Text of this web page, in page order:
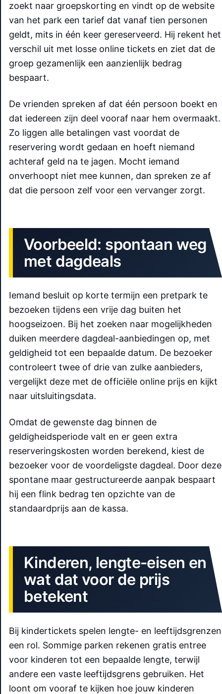
zoekt naar groepskorting en vindt op de website
van het park een tarief dat vanaf tien personen
geldt, mits in één keer gereserveerd. Hij rekent het
verschil uit met losse online tickets en ziet dat de
groep gezamenlijk een aanzienlijk bedrag
bespaart.
De vrienden spreken af dat één persoon boekt en
dat iedereen zijn deel vooraf naar hem overmaakt.
Zo liggen alle betalingen vast voordat de
reservering wordt gedaan en hoeft niemand
achteraf geld na te jagen. Mocht iemand
onverhoopt niet mee kunnen, dan spreken ze af
dat die persoon zelf voor een vervanger zorgt.
Voorbeeld: spontaan weg
met dagdeals
Iemand besluit op korte termijn een pretpark te
bezoeken tijdens een vrije dag buiten het
hoogseizoen. Bij het zoeken naar mogelijkheden
duiken meerdere dagdeal-aanbiedingen op, met
geldigheid tot een bepaalde datum. De bezoeker
controleert twee of drie van zulke aanbieders,
vergelijkt deze met de officiële online prijs en kijkt
naar uitsluitingsdata.
Omdat de gewenste dag binnen de
geldigheidsperiode valt en er geen extra
reserveringskosten worden berekend, kiest de
bezoeker voor de voordeligste dagdeal. Door deze
spontane maar gestructureerde aanpak bespaart
hij een flink bedrag ten opzichte van de
standaardprijs aan de kassa.
Kinderen, lengte-eisen en
wat dat voor de prijs
betekent
Bij kindertickets spelen lengte- en leeftijdsgrenzen
een rol. Sommige parken rekenen gratis entree
voor kinderen tot een bepaalde lengte, terwijl
andere een vaste leeftijdsgrens gebruiken. Het
loont om vooraf te kijken hoe jouw kinderen